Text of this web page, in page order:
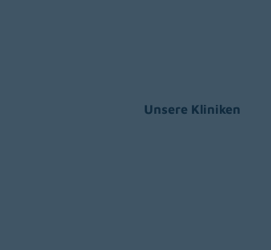
Unsere Kliniken